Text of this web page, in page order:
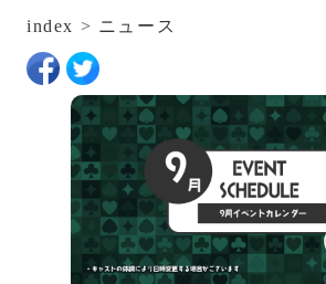
index > ニュース